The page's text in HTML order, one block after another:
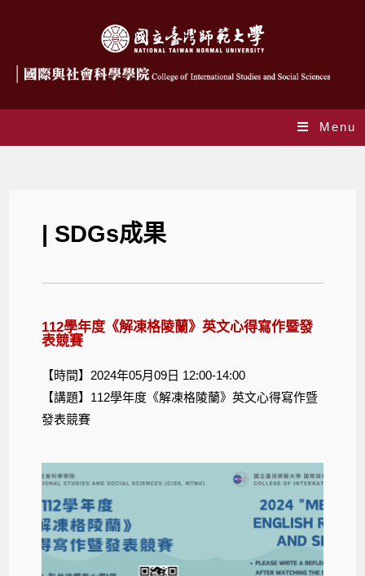
Menu
| SDGs成果
112學年度《解凍格陵蘭》英文心得寫作暨發
表競賽
【時間】2024年05月09日 12:00-14:00
【講題】112學年度《解凍格陵蘭》英文心得寫作暨
發表競賽